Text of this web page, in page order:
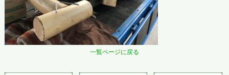
一覧ページに戻る